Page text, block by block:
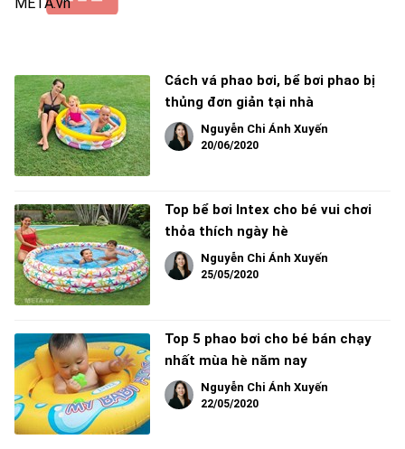
Cách vá phao bơi, bể bơi phao bị
thủng đơn giản tại nhà
Nguyễn Chi Ánh Xuyến
20/06/2020
Top bể bơi Intex cho bé vui chơi
thỏa thích ngày hè
Nguyễn Chi Ánh Xuyến
25/05/2020
Top 5 phao bơi cho bé bán chạy
nhất mùa hè năm nay
Nguyễn Chi Ánh Xuyến
22/05/2020